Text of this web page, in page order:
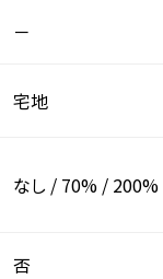
－
宅地
なし / 70% / 200%
否